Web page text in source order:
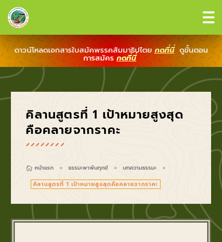
ดาวน์โหลดเอกสารใบสมัคพรรคสัมมาธิปไตย กดที่นี่ ดูขั้นตอน
การสมัครกดที่นี่
คิลานสูตรที่ 1 เป้าหมายสูงสุด
คือคลายจากราคะ
 หน้าแรก 9 ธรรมะพาพ้นทุกข์ 9 บทความธรรมะ 9
คิลานสูตรที่ 1 เป้าหมายสูงสุดคือคลายจากราคะ